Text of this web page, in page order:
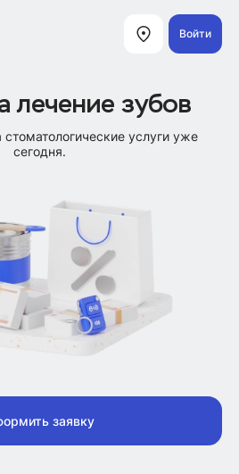
Войти
заявку
лечение зубов
стоматологические услуги уже
сегодня.